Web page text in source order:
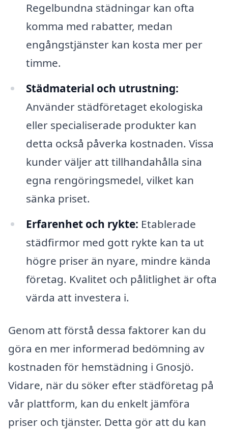
Regelbundna städningar kan ofta
komma med rabatter, medan
engångstjänster kan kosta mer per
timme.
Städmaterial och utrustning:
Använder städföretaget ekologiska
eller specialiserade produkter kan
detta också påverka kostnaden. Vissa
kunder väljer att tillhandahålla sina
egna rengöringsmedel, vilket kan
sänka priset.
Erfarenhet och rykte: Etablerade
städfirmor med gott rykte kan ta ut
högre priser än nyare, mindre kända
företag. Kvalitet och pålitlighet är ofta
värda att investera i.
Genom att förstå dessa faktorer kan du
göra en mer informerad bedömning av
kostnaden för hemstädning i Gnosjö.
Vidare, när du söker efter städföretag på
vår plattform, kan du enkelt jämföra
priser och tjänster. Detta gör att du kan